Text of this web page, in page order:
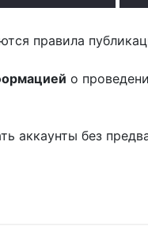
правила
о
аккаунты без